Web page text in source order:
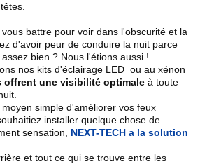
battre pour voir dans l'obscurité et la
d'avoir peur de conduire la nuit parce
bien ? Nous l'étions aussi !
nos kits d'éclairage LED ou au xénon
offrent une visibilité optimale à toute
moyen simple d'améliorer vos feux
installer quelque chose de
sensation,
NEXT-TECH a la solution
et tout ce qui se trouve entre les